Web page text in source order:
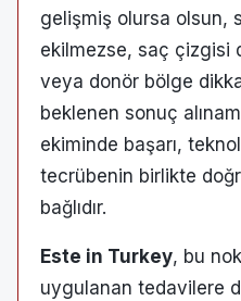
gelişmiş olursa olsun,
ekilmezse, saç çizgisi
veya donör bölge
beklenen sonuç
ekiminde başarı,
tecrübenin birlikte
bağlıdır.
Este in Turkey, bu
uygulanan tedavilere